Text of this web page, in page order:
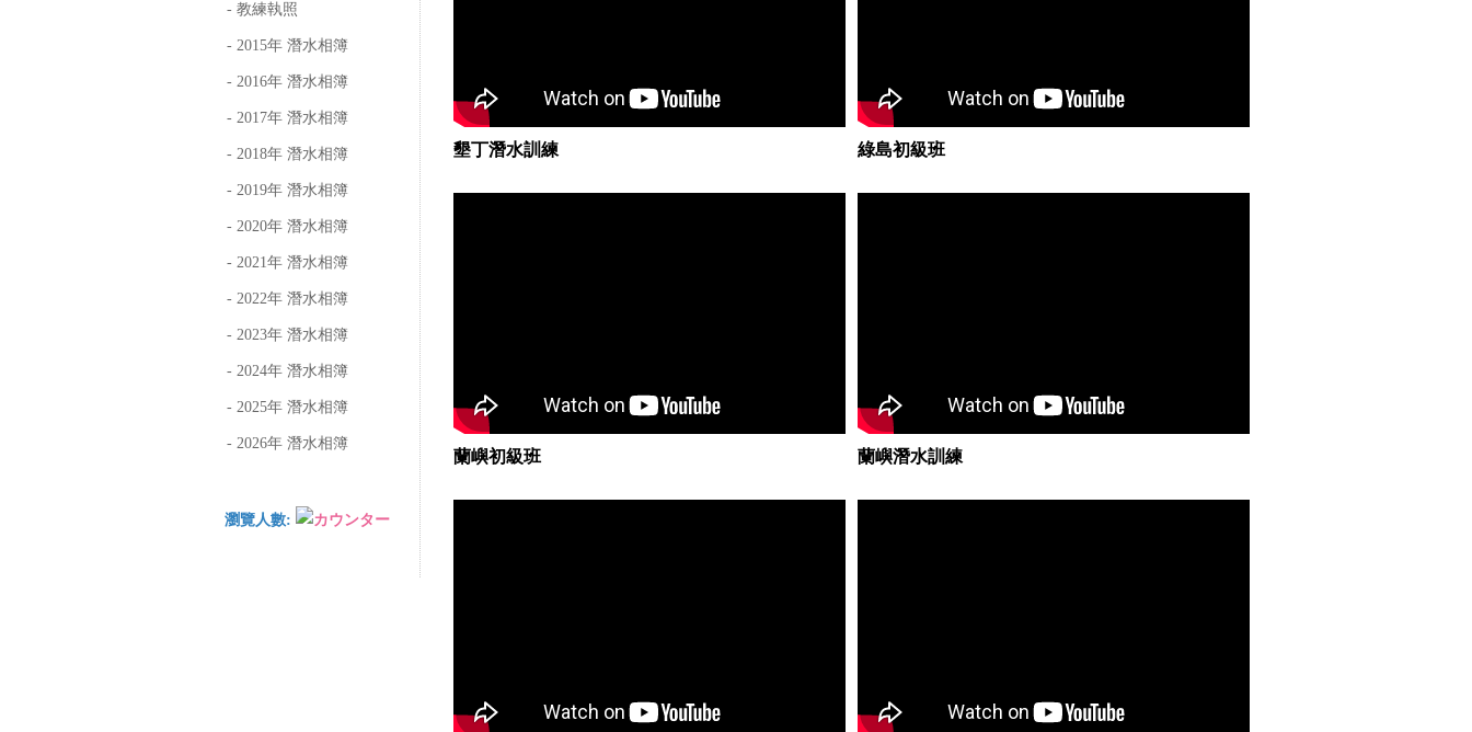
- 教練執照
- 2015年 潛水相簿
- 2016年 潛水相簿
- 2017年 潛水相簿
- 2018年 潛水相簿
- 2019年 潛水相簿
- 2020年 潛水相簿
- 2021年 潛水相簿
- 2022年 潛水相簿
- 2023年 潛水相簿
- 2024年 潛水相簿
- 2025年 潛水相簿
- 2026年 潛水相簿
瀏覽人數:
墾丁潛水訓練 綠島初級班
蘭嶼初級班 蘭嶼潛水訓練